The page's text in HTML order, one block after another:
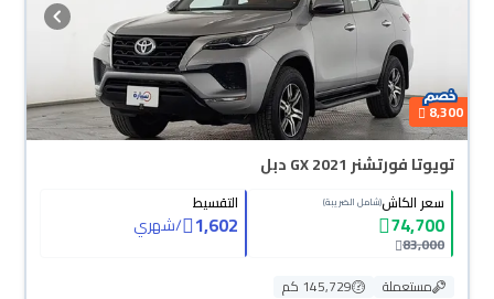
8,300
تويوتا فورتشنر GX 2021 دبل
سعر الكاش(شامل الضريبة)
74,700
83,000
التقسيط
1,602
/شهري
مستعملة
145,729 كم